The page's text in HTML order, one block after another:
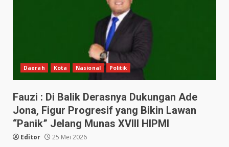
Daerah Kota Nasional Politik
Fauzi : Di Balik Derasnya Dukungan Ade
Jona, Figur Progresif yang Bikin Lawan
“Panik” Jelang Munas XVIII HIPMI
Editor 25 Mei 2026